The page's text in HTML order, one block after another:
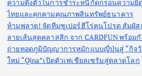
g
i
n
ความตึงตัวในการชำระหนี้กัดกร่อนความยื
ไทยและคุกคามคุณภาพสินทรัพย์ธนาคาร
ห้ามพลาด! จัดทีมซูเปอร์ฮีโร่คนโปรด สัมผัส
ลายเส้นสุดคลาสสิก จาก CARDFUN พร้อม
ถ่ายทอดภูมิปัญญาการหมักแบบญี่ปุ่นสู่ “กิจ
ใหม่ “Qina”เปิดตัวเฟเชียลเซรัมสู่ตลาดโลก